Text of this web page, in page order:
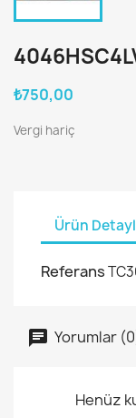
₺750,00
Vergi hariç
Ürün
Referans
Yorumlar
Henüz